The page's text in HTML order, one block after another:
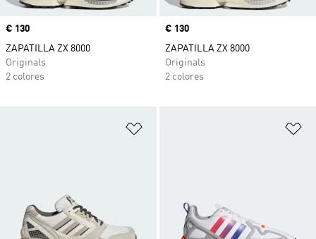
Precio
€ 130
ZAPATILLA ZX 8000
Originals
2 colores
Precio
€ 130
ZAPATILLA ZX 8000
Originals
2 colores